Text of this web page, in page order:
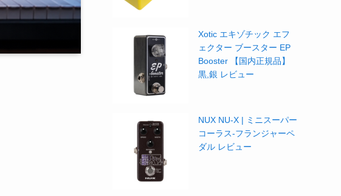
Xotic エキゾチック エフ
ェクター ブースター EP
Booster 【国内正規品】
黒,銀 レビュー
NUX NU-X | ミニスーパー
コーラス-フランジャーペ
ダル レビュー